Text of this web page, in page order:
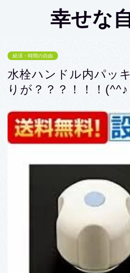
幸せな
経済・時間の自由
水栓ハンドル内パッ
りが？？？！！！(^^♪